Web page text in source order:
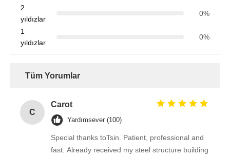
2
yıldızlar
0%
1
yıldızlar
0%
Tüm Yorumlar
C
Carot
Yardımsever (100)
Special thanks toTsin. Patient, professional and
fast. Already received my steel structure building